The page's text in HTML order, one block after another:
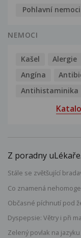
Pohlavní nemoci
NEMOCI
Kašel Alergie
Angína
Antihistaminika
Z poradny
Stále se zvětšující
Co znamená
Občasné píchnutí pod
Dyspepsie: Větry i při
Zelený povlak na